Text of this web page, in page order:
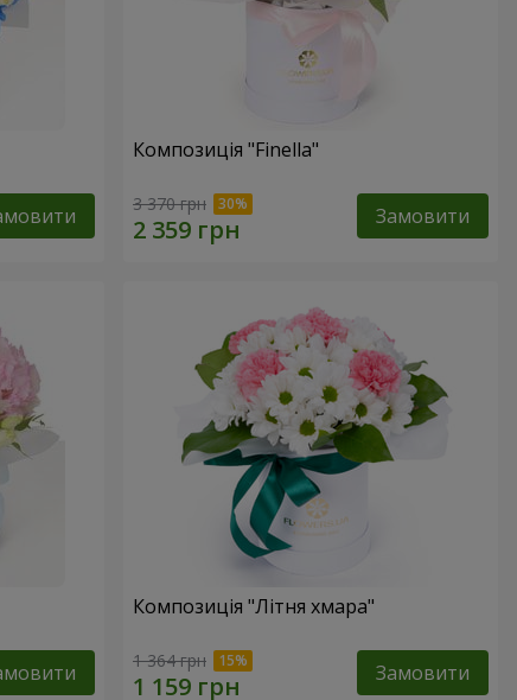
Композиція "Finella"
3 370 грн Замовити
Композиція "Літня хмара"
1 364 грн Замовити